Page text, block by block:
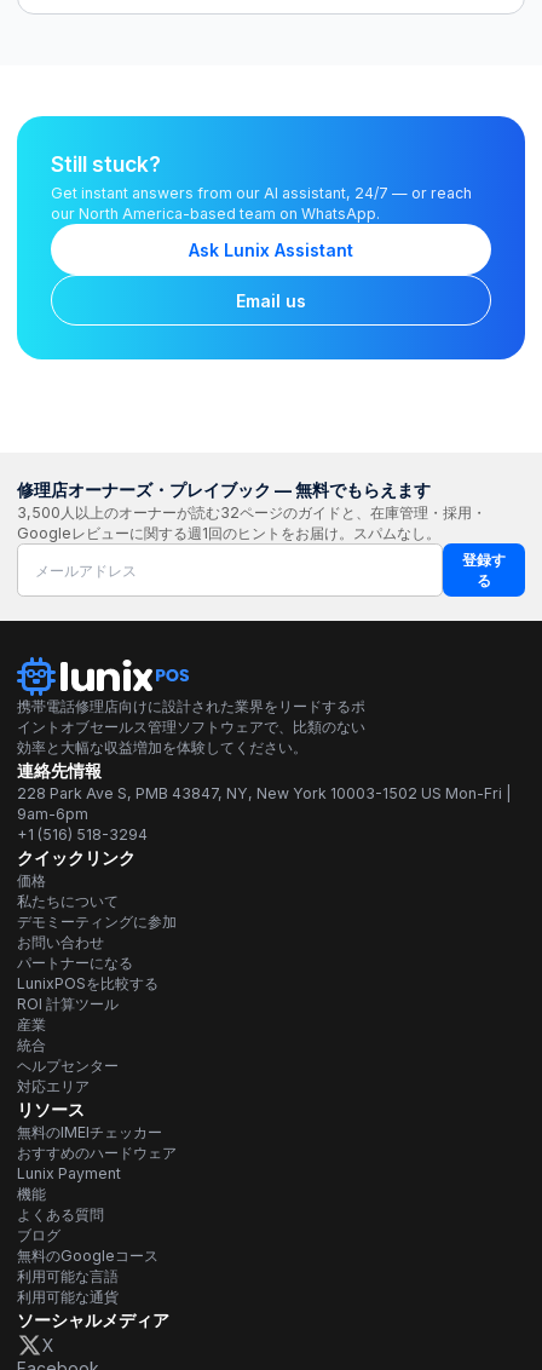
Still stuck?
Get instant answers from our AI assistant, 24/7 — or reach
our North America-based team on WhatsApp.
Ask Lunix Assistant
Email us
修理店オーナーズ・プレイブック — 無料でもらえます
3,500人以上のオーナーが読む32ページのガイドと、在庫管理・採用・
Googleレビューに関する週1回のヒントをお届け。スパムなし。
登録す
る
携帯電話修理店向けに設計された業界をリードするポ
イントオブセールス管理ソフトウェアで、比類のない
効率と大幅な収益増加を体験してください。
連絡先情報
228 Park Ave S, PMB 43847, NY, New York 10003-1502 US Mon-Fri |
9am-6pm
+1 (516) 518-3294
クイックリンク
価格
私たちについて
デモミーティングに参加
お問い合わせ
パートナーになる
LunixPOSを比較する
ROI 計算ツール
産業
統合
ヘルプセンター
対応エリア
リソース
無料のIMEIチェッカー
おすすめのハードウェア
Lunix Payment
機能
よくある質問
ブログ
無料のGoogleコース
利用可能な言語
利用可能な通貨
ソーシャルメディア
X